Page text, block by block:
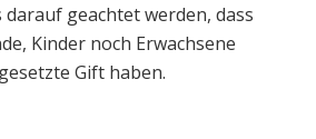
geachtet werden, dass
Kinder noch Erwachsene
Gift haben.